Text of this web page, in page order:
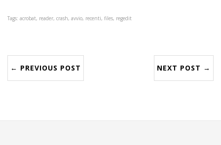
Tags: acrobat, reader, crash, avvio, recenti, files, regedit
← PREVIOUS POST NEXT POST →